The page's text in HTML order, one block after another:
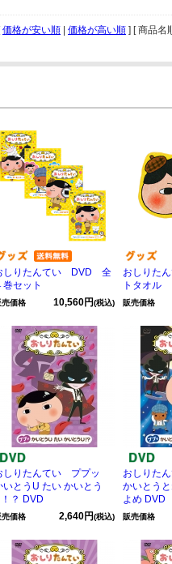
価格が安い順 価格が高い順 ] [ 商品名
しりたんてい DVD 全
巻セット
売価格 10,560円(税込)
おしりた
トタオル
販売価格
しりたんてい ププッ
いとうU たい かいとう
？ DVD
売価格 2,640円(税込)
おしりた
かいとう
よめ DVD
販売価格